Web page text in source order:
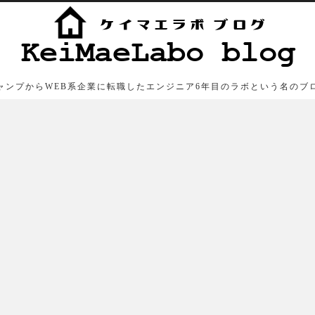
ンプからWEB系企業に転職したエンジニア6年目のラボという名のブ